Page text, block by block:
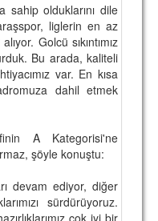
sahip olduklarını dile
liglerin en az
Golcü sıkıntımız
Bu arada, kaliteli
var. En kısa
dahil etmek
A Kategorisi'ne
şöyle konuştu:
devam ediyor, diğer
sürdürüyoruz.
çok iyi bir